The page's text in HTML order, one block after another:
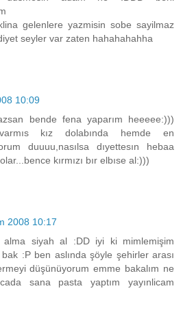
gelenlere yazmisin sobe sayilmaz
seyler var zaten hahahahahha
10:09
bende fena yaparım heeeee:)))
kız dolabında hemde en
duuuu,nasılsa dıyettesın hebaa
kırmızı bır elbıse al:)))
2008 10:17
alma siyah al :DD iyi ki mimlemişim
bak :P ben aslında şöyle şehirler arası
düşünüyorum emme bakalım ne
sana pasta yaptım yayınlicam